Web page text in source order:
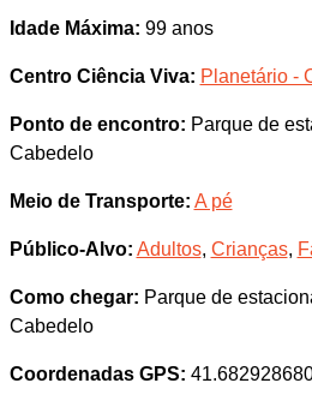
Idade Máxima: 99 anos
Centro Ciência Viva: Planetário -
Ponto de encontro: Parque de
Cabedelo
Meio de Transporte: A pé
Público-Alvo: Adultos, Crianças,
Como chegar: Parque de
Cabedelo
Coordenadas GPS: